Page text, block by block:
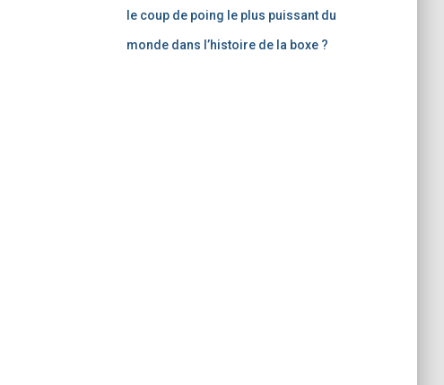
le coup de poing le plus puissant du
monde dans l’histoire de la boxe ?